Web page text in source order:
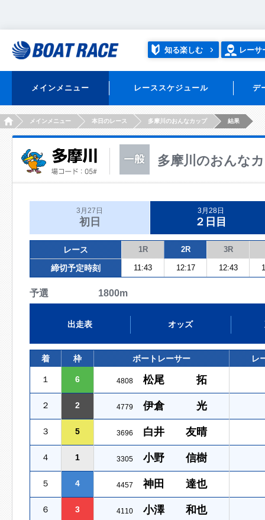
知る楽しむ レーサ
メインメニュー レーススケジュール デ
HOMEメインメニュー 本日のレース 多摩川のおんなカップ 結果
多摩川のおんな
3月27日
初日
3月28日
２日目
レース 1R 2R 3R
締切予定時刻 11:43 12:17 12:43
予選 1800m
出走表 オッズ
着 枠 ボートレーサー レ
１ 6 4808 松尾 拓
２ 2 4779 伊倉 光
３ 5 3696 白井 友晴
４ 1 3305 小野 信樹
５ 4 4457 神田 達也
６ 3 4110 小澤 和也